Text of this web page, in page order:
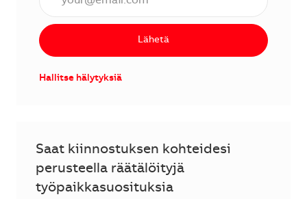
Lähetä
Hallitse hälytyksiä
Saat kiinnostuksen kohteidesi
perusteella räätälöityjä
työpaikkasuosituksia